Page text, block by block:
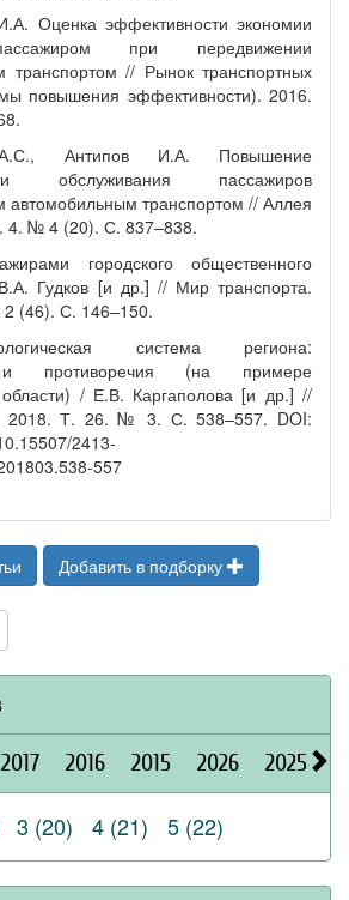
Оценка эффективности экономии
при передвижении
транспортом // Рынок транспортных
повышения эффективности). 2016.
Антипов И.А. Повышение
обслуживания пассажиров
автомобильным транспортом // Аллея
4. № 4 (20). С. 837–838.
городского общественного
Гудков [и др.] // Мир транспорта.
(46). С. 146–150.
система региона:
и противоречия (на примере
области) / Е.В. Каргаполова [и др.] //
2018. Т. 26. № 3. С. 538–557. DOI:
2413-
557
Добавить в подборку
2017 2016 2015 2026 2025
3 (20) 4 (21) 5 (22)